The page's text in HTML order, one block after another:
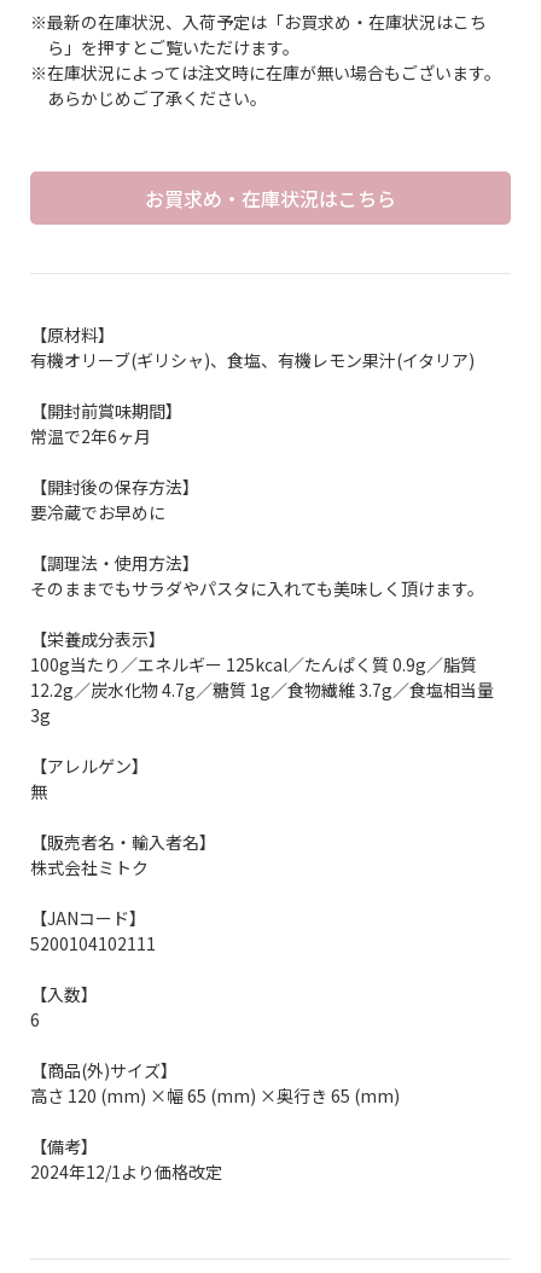
※最新の在庫状況、入荷予定は「お買求め・在庫状況はこち
ら」を押すとご覧いただけます。
※在庫状況によっては注文時に在庫が無い場合もございます。
あらかじめご了承ください。
お買求め・在庫状況はこちら
【原材料】
有機オリーブ(ギリシャ)、食塩、有機レモン果汁(イタリア)
【開封前賞味期間】
常温で2年6ヶ月
【開封後の保存方法】
要冷蔵でお早めに
【調理法・使用方法】
そのままでもサラダやパスタに入れても美味しく頂けます。
【栄養成分表示】
100g当たり／エネルギー 125kcal／たんぱく質 0.9g／脂質
12.2g／炭水化物 4.7g／糖質 1g／食物繊維 3.7g／食塩相当量
3g
【アレルゲン】
無
【販売者名・輸入者名】
株式会社ミトク
【JANコード】
5200104102111
【入数】
6
【商品(外)サイズ】
高さ 120 (mm) ×幅 65 (mm) ×奥行き 65 (mm)
【備考】
2024年12/1より価格改定